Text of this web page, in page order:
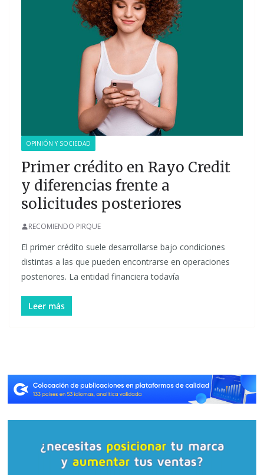
OPINIÓN Y SOCIEDAD
Primer crédito en Rayo Credit
y diferencias frente a
solicitudes posteriores
RECOMIENDO PIRQUE
El primer crédito suele desarrollarse bajo condiciones
distintas a las que pueden encontrarse en operaciones
posteriores. La entidad financiera todavía
Leer más